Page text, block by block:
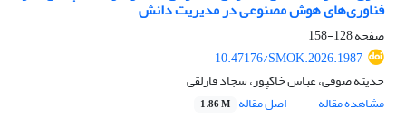
فناوری‌های هوش مصنوعی در مدیریت دانش
صفحه128-158
10.47176/SMOK.2026.1987
حدیثه صوفی، عباس خاکپور، سجاد قارلقی
مشاهده مقاله
اصل مقاله 1.86 M